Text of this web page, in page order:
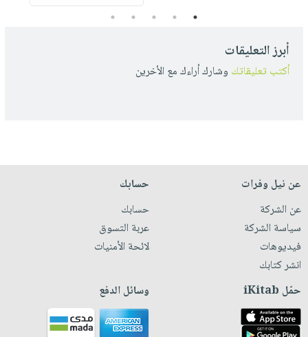
1
2
3
4
5
أبرز التعليقات
أكتب تعليقاتك وشارك أراءك مع الأخرين
عن نيل وفرات
عن الشركة
سياسة الشركة
فيديوهات
انشر كتابك
حسابك
حسابك
عربة التسوق
لائحة الأمنيات
حمّل iKitab وسائل الدفع